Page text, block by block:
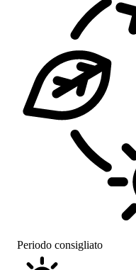
Periodo consigliato